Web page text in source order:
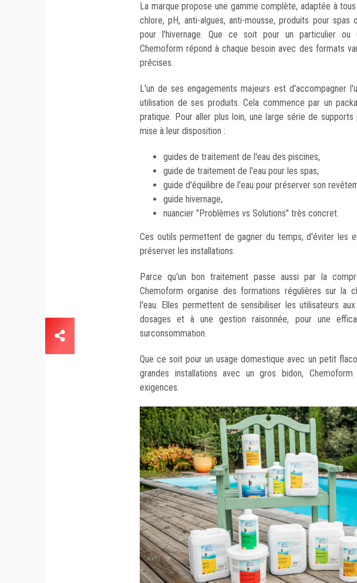
La marque propose une gamme complète, adaptée à
chlore, pH, anti-algues, anti-mousse, produits pour spas
pour l'hivernage. Que ce soit pour un particulier ou
Chemoform répond à chaque besoin avec des formats
précises.
L'un de ses engagements majeurs est d'accompagner
utilisation de ses produits. Cela commence par un
pratique. Pour aller plus loin, une large série de supports
mise à leur disposition :
guides de traitement de l'eau des piscines,
guide de traitement de l'eau pour les spas,
guide d'équilibre de l'eau pour préserver son
guide hivernage,
nuancier "Problèmes vs Solutions" très concret.
Ces outils permettent de gagner du temps, d'éviter les
préserver les installations.
Parce qu'un bon traitement passe aussi par la
Chemoform organise des formations régulières sur la
l'eau. Elles permettent de sensibiliser les utilisateurs
dosages et à une gestion raisonnée, pour une
surconsommation.
Que ce soit pour un usage domestique avec un petit
grandes installations avec un gros bidon,
exigences.